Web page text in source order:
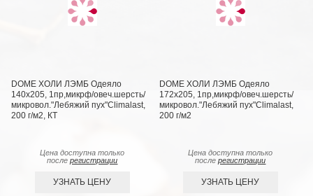
DOME ХОЛИ ЛЭМБ Одеяло
140х205, 1пр,микрф/овеч.шерсть/
микровол."Лебяжий пух"Climalast,
200 г/м2, КТ
Цена доступна только
послерегистрации
УЗНАТЬ ЦЕНУ
DOME ХОЛИ ЛЭМБ Одеяло
172х205, 1пр,микрф/овеч.шерсть/
микровол."Лебяжий пух"Climalast,
200 г/м2
Цена доступна только
послерегистрации
УЗНАТЬ ЦЕНУ